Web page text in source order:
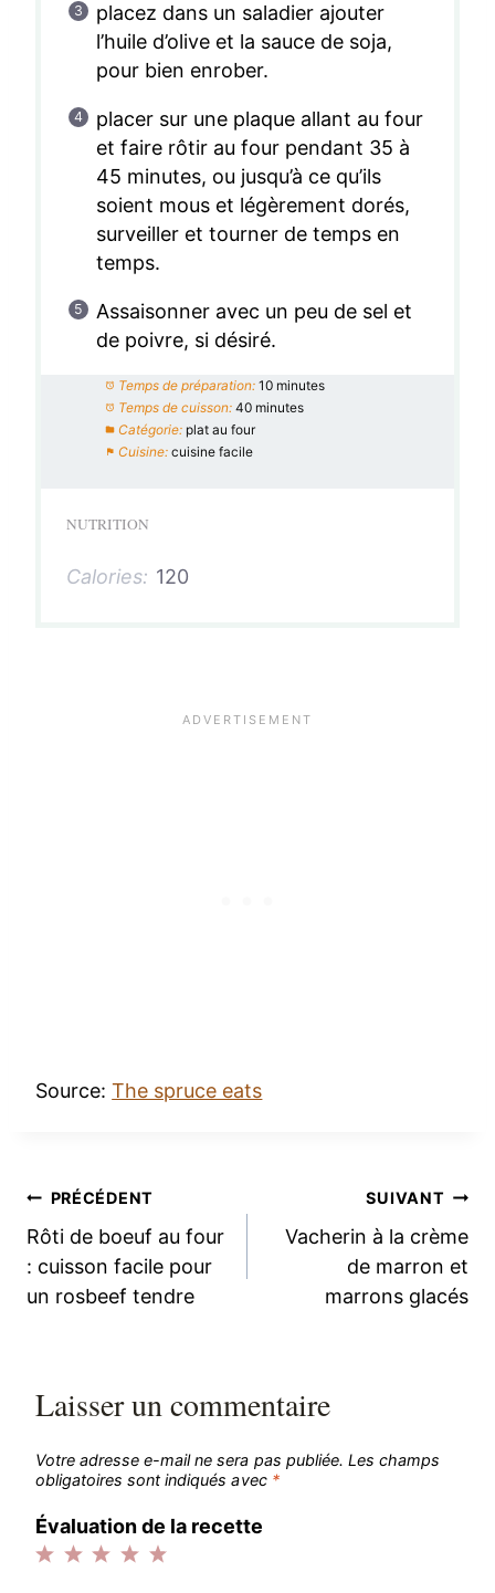
placez dans un saladier ajouter
l’huile d’olive et la sauce de soja,
pour bien enrober.
placer sur une plaque allant au four
et faire rôtir au four pendant 35 à
45 minutes, ou jusqu’à ce qu’ils
soient mous et légèrement dorés,
surveiller et tourner de temps en
temps.
Assaisonner avec un peu de sel et
de poivre, si désiré.
Temps de préparation: 10 minutes
Temps de cuisson: 40 minutes
Catégorie: plat au four
Cuisine: cuisine facile
NUTRITION
Calories: 120
Source:The spruce eats
Navigation
de
l’article
PRÉCÉDENT
Rôti de boeuf au four
: cuisson facile pour
un rosbeef tendre
SUIVANT
Vacherin à la crème
de marron et
marrons glacés
Laisser un commentaire
Votre adresse e-mail ne sera pas publiée. Les champs
obligatoires sont indiqués avec *
Évaluation de la recette